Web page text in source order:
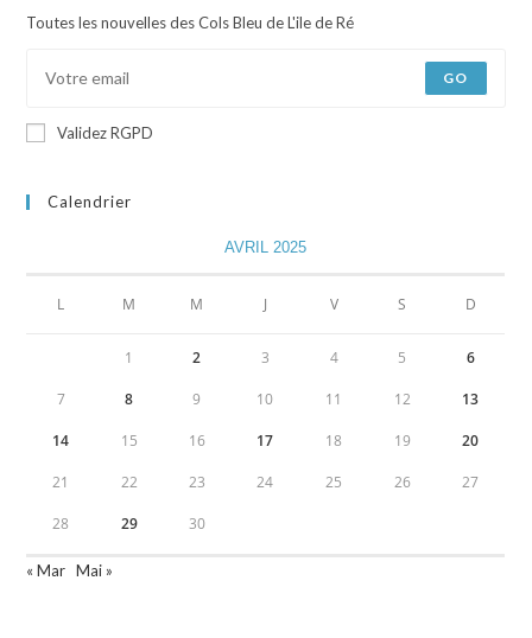
Toutes les nouvelles des Cols Bleu de L'ile de Ré
GO
Validez RGPD
Calendrier
AVRIL 2025
L M M J V S D
1 2 3 4 5 6
7 8 9 10 11 12 13
14 15 16 17 18 19 20
21 22 23 24 25 26 27
28 29 30
« Mar Mai »